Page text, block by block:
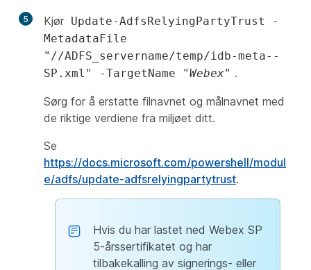
5 Kjør Update-AdfsRelyingPartyTrust -
MetadataFile
"//ADFS_servername/temp/idb-meta- -
SP.xml" -TargetName "Webex" .
Sørg for å erstatte filnavnet og målnavnet med
de riktige verdiene fra miljøet ditt.
Se
https://docs.microsoft.com/powershell/modul
e/adfs/update-adfsrelyingpartytrust.
Hvis du har lastet ned Webex SP
5-årssertifikatet og har
tilbakekalling av signerings- eller